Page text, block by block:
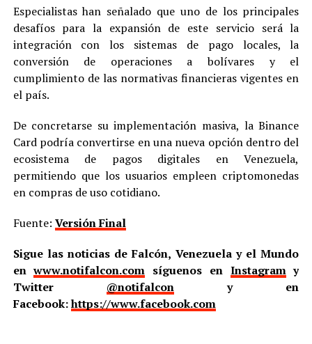
Especialistas han señalado que uno de los principales
desafíos para la expansión de este servicio será la
integración con los sistemas de pago locales, la
conversión de operaciones a bolívares y el
cumplimiento de las normativas financieras vigentes en
el país.
De concretarse su implementación masiva, la Binance
Card podría convertirse en una nueva opción dentro del
ecosistema de pagos digitales en Venezuela,
permitiendo que los usuarios empleen criptomonedas
en compras de uso cotidiano.
Fuente: Versión Final
Sigue las noticias de Falcón, Venezuela y el Mundo
enwww.notifalcon.com síguenos en Instagramy
Twitter @notifalcony en
Facebook:https://www.facebook.com